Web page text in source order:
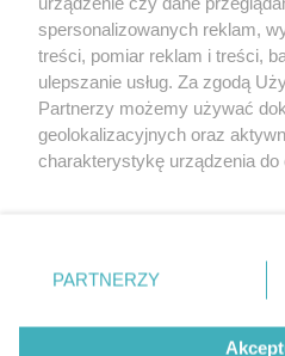
Forum Muratora
spersonalizowanych reklam,
treści, pomiar reklam i treści,
ulepszanie usług. Za zgodą
Partnerzy możemy używać
geolokalizacyjnych oraz
charakterystykę urządzenia do
zmienić/wycofać klikając
znajdujący się w lewym
rodzaje przetwarzania danych
użytkownika, ale masz prawo
PARTNERZY